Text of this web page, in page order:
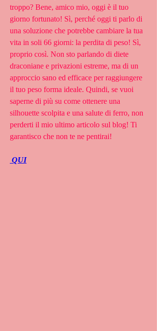
troppo? Bene, amico mio, oggi è il tuo
giorno fortunato! Sì, perché oggi ti parlo di
una soluzione che potrebbe cambiare la tua
vita in soli 66 giorni: la perdita di peso! Sì,
proprio così. Non sto parlando di diete
draconiane e privazioni estreme, ma di un
approccio sano ed efficace per raggiungere
il tuo peso forma ideale. Quindi, se vuoi
saperne di più su come ottenere una
silhouette scolpita e una salute di ferro, non
perderti il mio ultimo articolo sul blog! Ti
garantisco che non te ne pentirai!
QUI